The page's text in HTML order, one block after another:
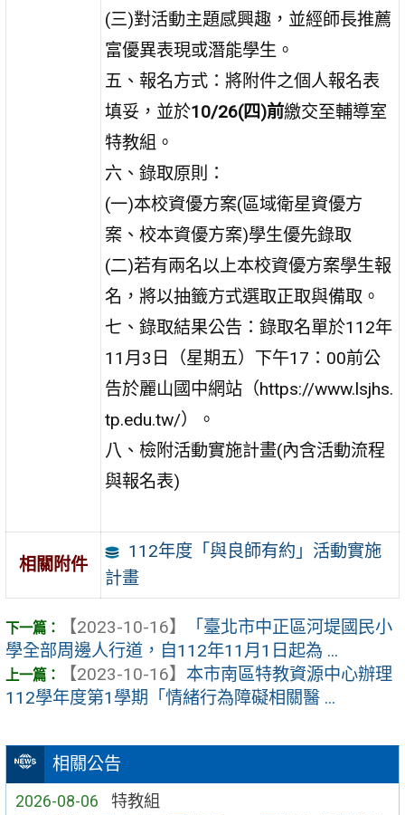
相關公告
2026-08-06 特教組
(三)對活動主題感興趣，並經師長推薦
富優異表現或潛能學生。
五、報名方式：將附件之個人報名表
填妥，並於10/26(四)前繳交至輔導室
特教組。
六、錄取原則：
(一)本校資優方案(區域衛星資優方
案、校本資優方案)學生優先錄取
(二)若有兩名以上本校資優方案學生報
名，將以抽籤方式選取正取與備取。
七、錄取結果公告：錄取名單於112年
11月3日（星期五）下午17：00前公
告於麗山國中網站（https://www.lsjhs.
tp.edu.tw/）。
八、檢附活動實施計畫(內含活動流程
與報名表)
相關附件
112年度「與良師有約」活動實施
計畫
【2023-10-16】
「臺北市中正區河堤國民小
學全部周邊人行道，自112年11月1日起為 ...
【2023-10-16】 本市南區特教資源中心辦理
112學年度第1學期「情緒行為障礙相關醫 ...